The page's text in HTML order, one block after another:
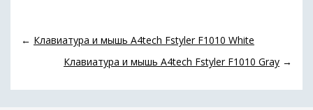
← Клавиатура и мышь A4tech Fstyler F1010 White
Клавиатура и мышь A4tech Fstyler F1010 Gray →